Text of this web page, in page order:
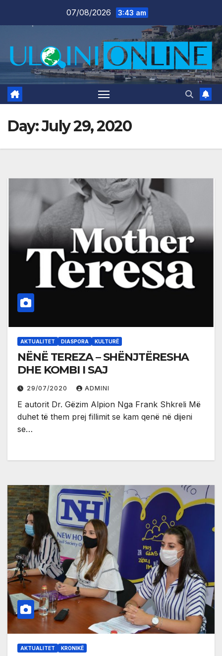
07/08/2026 3:43 am
Day:July 29, 2020
AKTUALITET DIASPORA KULTURË
NËNË TEREZA – SHËNJTËRESHA
DHE KOMBI I SAJ
29/07/2020 ADMINI
E autorit Dr. Gëzim Alpion Nga Frank Shkreli Më
duhet të them prej fillimit se kam qenë në dijeni
se…
AKTUALITET KRONIKË